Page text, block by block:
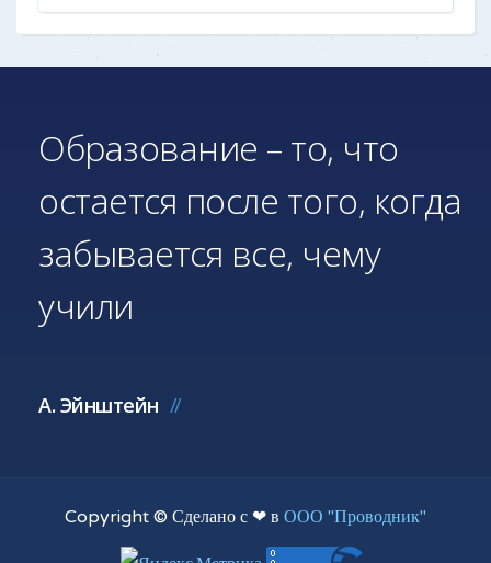
Образование – то, что
остается после того, когда
забывается все, чему
учили
А. Эйнштейн
Copyright © Сделано с ❤ в ООО "Проводник"